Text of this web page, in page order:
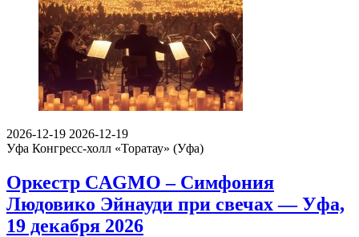
2026-12-19 2026-12-19
Уфа Конгресс-холл «Торатау» (Уфа)
Оркестр CAGMO – Симфония
Людовико Эйнауди при свечах — Уфа,
19 декабря 2026